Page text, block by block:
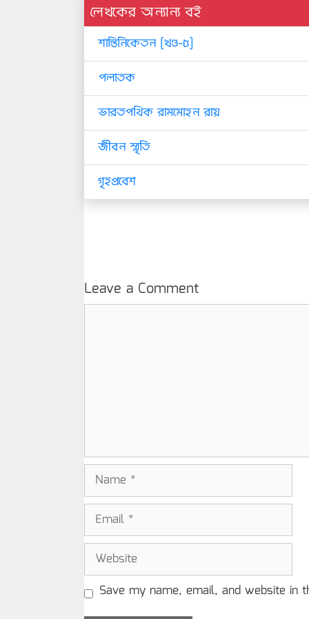
লেখকের অন্যান্য বই
শান্তিনিকেতন [খণ্ড-৫]
পলাতক
ভারতপথিক রামমোহন রায়
জীবন স্মৃতি
গৃহপ্রবেশ
Leave a Comment
Name
Email
Website
Save my name, email, and website